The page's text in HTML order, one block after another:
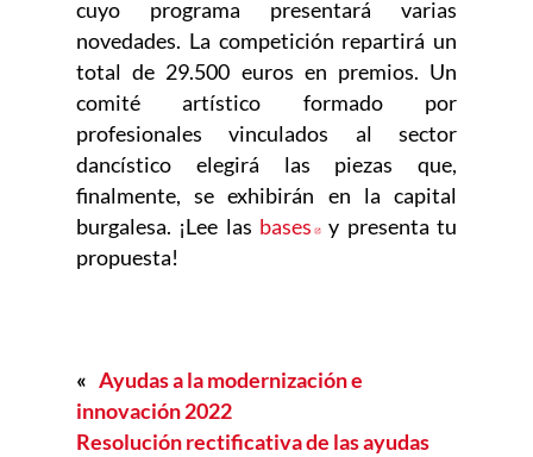
cuyo programa presentará varias
novedades. La competición repartirá un
total de 29.500 euros en premios. Un
comité artístico formado por
profesionales vinculados al sector
dancístico elegirá las piezas que,
finalmente, se exhibirán en la capital
burgalesa. ¡Lee las bases Abre en nueva ventana
y presenta tu
propuesta!
« Ayudas a la modernización e
innovación 2022
Resolución rectificativa de las ayudas